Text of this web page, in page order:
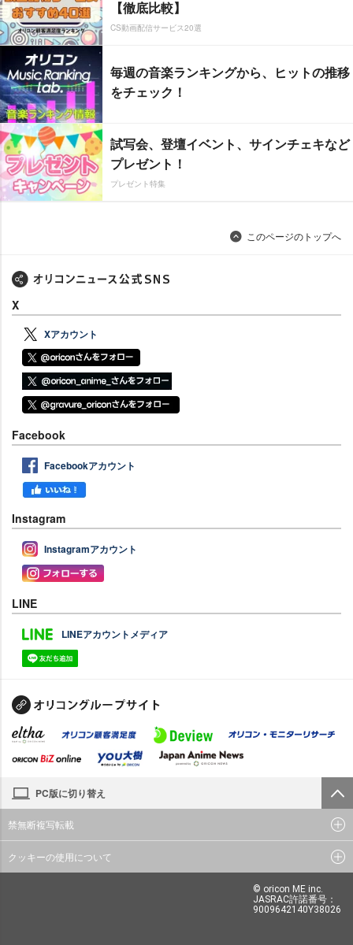
【徹底比較】
CS動画配信サービス20選
毎週の音楽ランキングから、ヒットの推移
をチェック！
試写会、登壇イベント、サインチェキなど
プレゼント！
プレゼント特集
このページのトップへ
X
Xアカウント
Facebook
Facebookアカウント
Instagram
Instagramアカウント
LINE
LINEアカウントメディア
PC版に切り替え
禁無断複写転載
クッキーの使用について
© oricon ME inc.
JASRAC許諾番号：
9009642140Y38026